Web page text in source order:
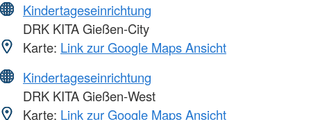
Kindertageseinrichtung
DRK KITA Gießen-City
Karte: Link zur Google Maps Ansicht
Kindertageseinrichtung
DRK KITA Gießen-West
Karte: Link zur Google Maps Ansicht